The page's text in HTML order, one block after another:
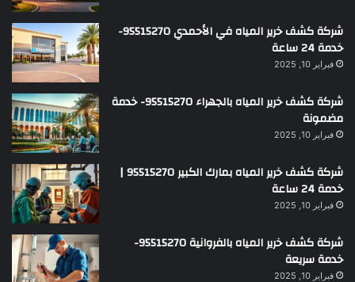
شركة كشف خرير المياه في الأحمدي 95515270-
خدمة 24 ساعة
فبراير 10, 2025
شركة كشف خرير المياه بالجهراء 95515270- خدمة
مضمونة
فبراير 10, 2025
شركة كشف خرير المياه بمارك الكبير 95515270 |
خدمة 24 ساعة
فبراير 10, 2025
شركة كشف خرير المياه بالفروانية 95515270-
خدمة سريعة
فبراير 10, 2025